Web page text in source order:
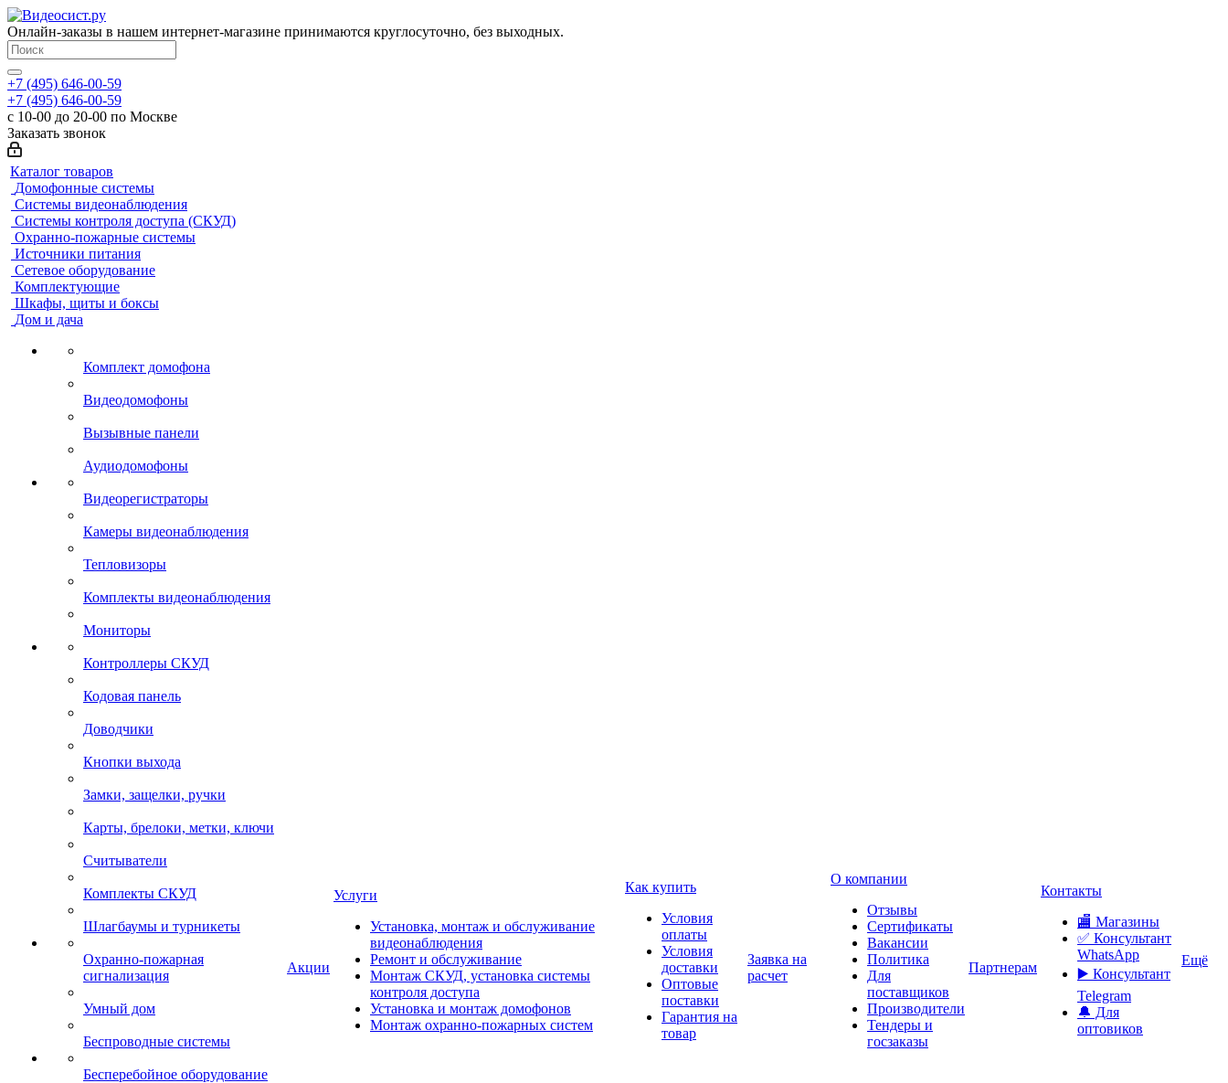
Онлайн-заказы в нашем интернет-магазине принимаются круглосуточно, без выходных.
+7 (495) 646-00-59
+7 (495) 646-00-59
с 10-00 до 20-00 по Москве
Заказать звонок
Каталог товаров
Домофонные системы
Системы видеонаблюдения
Системы контроля доступа (СКУД)
Охранно-пожарные системы
Источники питания
Сетевое оборудование
Комплектующие
Шкафы, щиты и боксы
Дом и дача
Комплект домофона
Видеодомофоны
Вызывные панели
Аудиодомофоны
Видеорегистраторы
Камеры видеонаблюдения
Тепловизоры
Комплекты видеонаблюдения
Мониторы
Контроллеры СКУД
Кодовая панель
Доводчики
Кнопки выхода
Замки, защелки, ручки
Карты, брелоки, метки, ключи
Считыватели
Комплекты СКУД
Шлагбаумы и турникеты
Охранно-пожарная
сигнализация
Умный дом
Беспроводные системы
Бесперебойное оборудование
Акции
Услуги
Установка, монтаж и обслуживание
видеонаблюдения
Ремонт и обслуживание
Монтаж СКУД, установка системы
контроля доступа
Установка и монтаж домофонов
Монтаж охранно-пожарных систем
Как купить
Условия
оплаты
Условия
доставки
Оптовые
поставки
Гарантия на
товар
Заявка на
расчет
О компании
Отзывы
Сертификаты
Вакансии
Политика
Для
поставщиков
Производители
Тендеры и
госзаказы
Партнерам
Контакты
🏬 Магазины
✅️ Консультант
WhatsApp
▶️ Консультант
Telegram
🔔 Для
оптовиков
Ещё